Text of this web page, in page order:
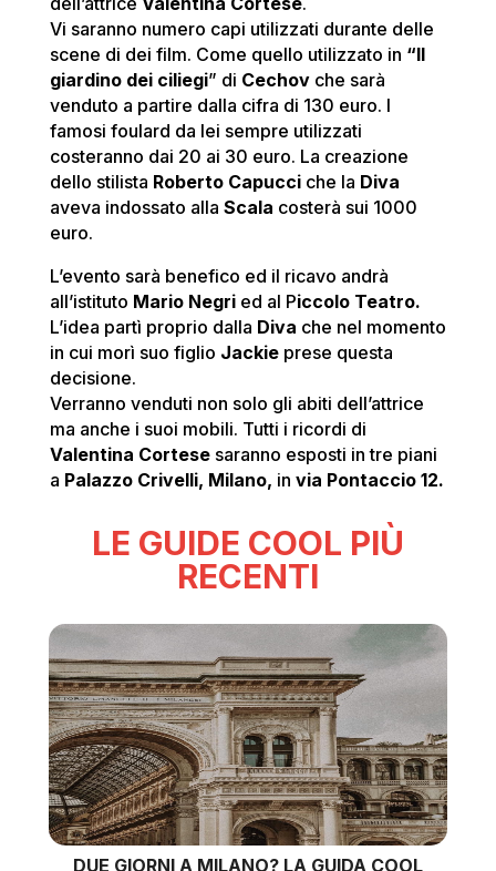
Vi saranno numero capi utilizzati durante delle
scene di dei film. Come quello utilizzato in “Il
giardino dei ciliegi” di Cechovche sarà
venduto a partire dalla cifra di 130 euro. I
famosi foulard da lei sempre utilizzati
costeranno dai 20 ai 30 euro. La creazione
dello stilista Roberto Capucciche la Diva
aveva indossato alla Scala costerà sui 1000
euro.
L’evento sarà benefico ed il ricavo andrà
all’istituto Mario Negried al Piccolo Teatro.
L’idea partì proprio dalla Diva che nel momento
in cui morì suo figlio Jackieprese questa
decisione.
Verranno venduti non solo gli abiti dell’attrice
ma anche i suoi mobili. Tutti i ricordi di
Valentina Cortesesaranno esposti in tre piani
a Palazzo Crivelli, Milano, in via Pontaccio 12.
LE GUIDE COOL PIÙ
RECENTI
DUE GIORNI A MILANO? LA GUIDA COOL